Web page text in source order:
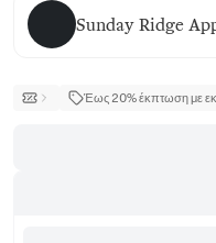
Sunday Ridge Apparel
Sunday Ridge
Έως 20% έκπτωση με